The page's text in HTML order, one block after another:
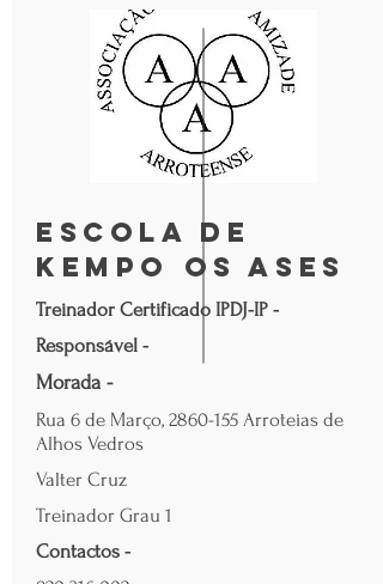
Escola de
Kempo os Ases
Treinador Certificado IPDJ-IP -
Responsável -
Morada -
Rua 6 de Março, 2860-155 Arroteias de
Alhos Vedros
Valter Cruz
Treinador Grau 1
Contactos -